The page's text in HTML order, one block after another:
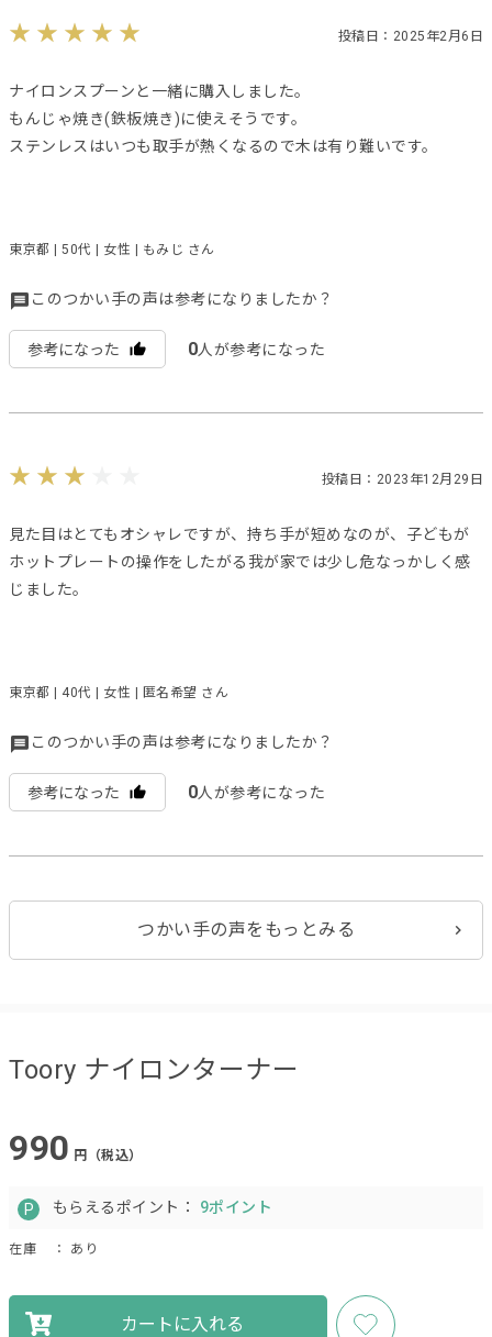
投稿日：2025年2月6日
ナイロンスプーンと一緒に購入しました。
もんじゃ焼き(鉄板焼き)に使えそうです。
ステンレスはいつも取手が熱くなるので木は有り難いです。
東京都 | 50代 | 女性 | もみじ さん
このつかい手の声は参考になりましたか？
参考になった 0人が参考になった
投稿日：2023年12月29日
見た目はとてもオシャレですが、持ち手が短めなのが、子どもが
ホットプレートの操作をしたがる我が家では少し危なっかしく感
じました。
東京都 | 40代 | 女性 | 匿名希望 さん
このつかい手の声は参考になりましたか？
参考になった 0人が参考になった
つかい手の声をもっとみる
Toory ナイロンターナー
990 円（税込）
もらえるポイント： 9ポイント
在庫 ： あり
カートに入れる